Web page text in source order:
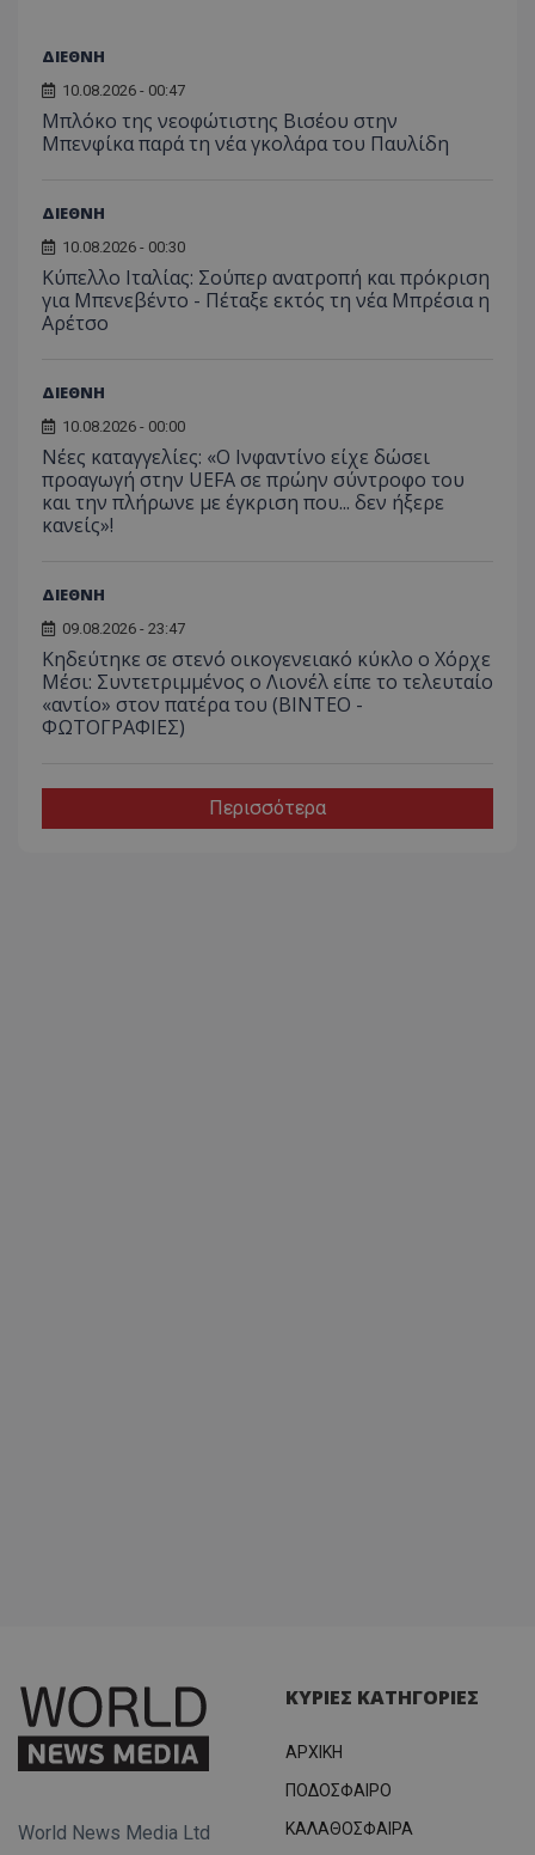
ΔΙΕΘΝΗ
10.08.2026 - 00:47
Μπλόκο της νεοφώτιστης Βισέου στην
Μπενφίκα παρά τη νέα γκολάρα του Παυλίδη
ΔΙΕΘΝΗ
10.08.2026 - 00:30
Κύπελλο Ιταλίας: Σούπερ ανατροπή και πρόκριση
για Μπενεβέντο - Πέταξε εκτός τη νέα Μπρέσια η
Αρέτσο
ΔΙΕΘΝΗ
10.08.2026 - 00:00
Νέες καταγγελίες: «Ο Ινφαντίνο είχε δώσει
προαγωγή στην UEFA σε πρώην σύντροφο του
και την πλήρωνε με έγκριση που... δεν ήξερε
κανείς»!
ΔΙΕΘΝΗ
09.08.2026 - 23:47
Κηδεύτηκε σε στενό οικογενειακό κύκλο ο Χόρχε
Μέσι: Συντετριμμένος ο Λιονέλ είπε το τελευταίο
«αντίο» στον πατέρα του (ΒΙΝΤΕΟ -
ΦΩΤΟΓΡΑΦΙΕΣ)
Περισσότερα
World News Media Ltd
ΚΥΡΙΕΣ ΚΑΤΗΓΟΡΙΕΣ
ΑΡΧΙΚΗ
ΠΟΔΟΣΦΑΙΡΟ
ΚΑΛΑΘΟΣΦΑΙΡΑ